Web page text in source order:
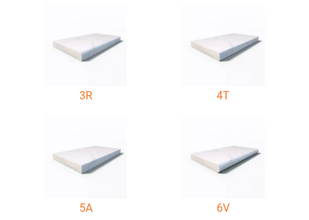
3R 4T
5A 6V